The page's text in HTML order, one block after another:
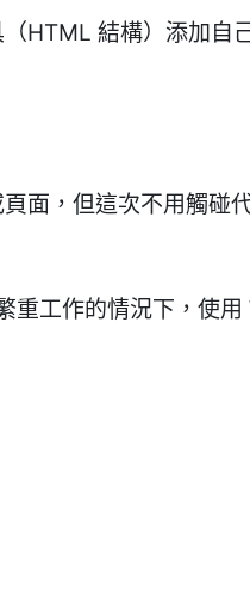
HTML 結構）添加自
面，但這次不用觸碰
重工作的情況下，使